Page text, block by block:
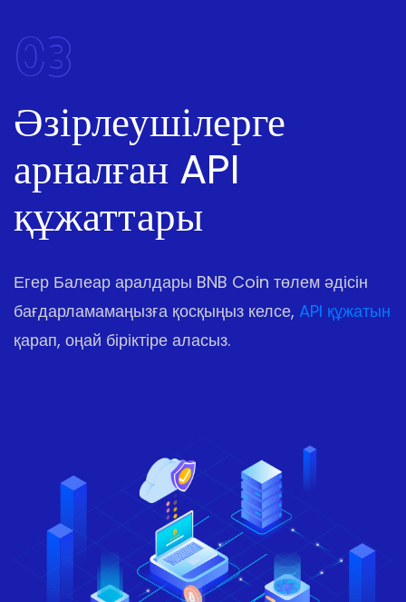
03
Әзірлеушілерге
арналған API
құжаттары
Егер Балеар аралдары BNB Coin төлем әдісін
бағдарламамаңызға қосқыңыз келсе, API құжатын
қарап, оңай біріктіре аласыз.